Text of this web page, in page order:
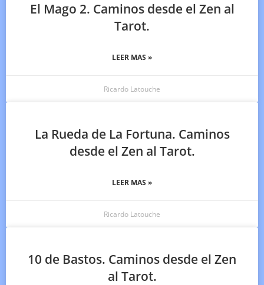
El Mago 2. Caminos desde el Zen al
Tarot.
LEER MAS »
Ricardo Latouche
La Rueda de La Fortuna. Caminos
desde el Zen al Tarot.
LEER MAS »
Ricardo Latouche
10 de Bastos. Caminos desde el Zen
al Tarot.